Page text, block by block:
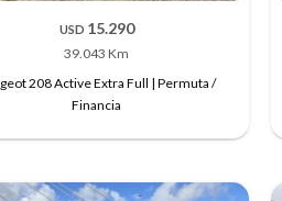
USD 15.290
39.043 Km
208 Active Extra Full | Permuta /
Financia